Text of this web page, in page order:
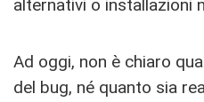
alternativi o installazioni
Ad oggi, non è chiaro
del bug, né quanto sia